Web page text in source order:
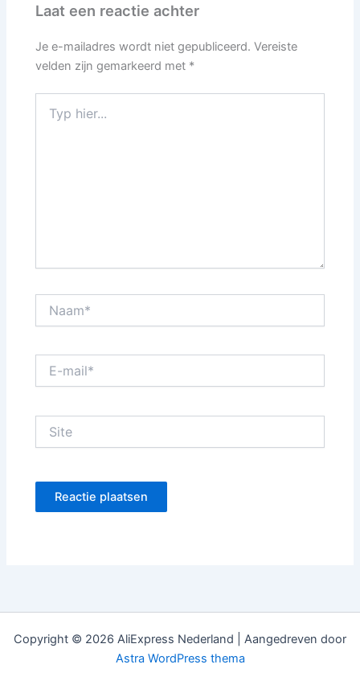
Laat een reactie achter
Je e-mailadres wordt niet gepubliceerd. Vereiste
velden zijn gemarkeerd met *
hier...
mail*
Copyright © 2026 AliExpress Nederland | Aangedreven door
Astra WordPress thema